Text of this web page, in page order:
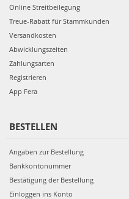
Online Streitbeilegung
Treue-Rabatt für Stammkunden
Versandkosten
Abwicklungszeiten
Zahlungsarten
Registrieren
App Fera
BESTELLEN
Angaben zur Bestellung
Bankkontonummer
Bestätigung der Bestellung
Einloggen ins Konto